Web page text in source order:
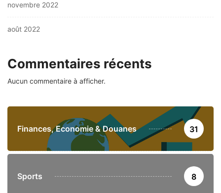
novembre 2022
août 2022
Commentaires récents
Aucun commentaire à afficher.
Finances, Economie & Douanes 31
Sports 8